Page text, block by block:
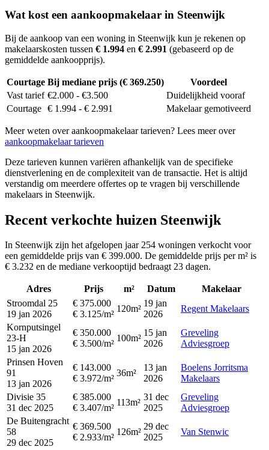
Wat kost een aankoopmakelaar in Steenwijk
Bij de aankoop van een woning in Steenwijk kun je rekenen op
makelaarskosten tussen € 1.994 en € 2.991 (gebaseerd op de
gemiddelde aankoopprijs).
Courtage Bij mediane prijs (€ 369.250)
Voordeel
Vast tarief €2.000 - €3.500
Duidelijkheid vooraf
Courtage € 1.994 - € 2.991 Makelaar gemotiveerd
Meer weten over aankoopmakelaar tarieven? Lees meer over
aankoopmakelaar tarieven
Deze tarieven kunnen variëren afhankelijk van de specifieke
dienstverlening en de complexiteit van de transactie. Het is altijd
verstandig om meerdere offertes op te vragen bij verschillende
makelaars in Steenwijk.
Recent verkochte huizen Steenwijk
In Steenwijk zijn het afgelopen jaar 254 woningen verkocht voor
een gemiddelde prijs van € 399.000. De gemiddelde prijs per m² is
€ 3.232 en de mediane verkooptijd bedraagt 23 dagen.
Adres Prijs m² Datum
Makelaar
Stroomdal 25
19 jan 2026
€ 375.000
€ 3.125/m²
120m²
19 jan
2026
Regent Makelaars
Kornputsingel
23-H
15 jan 2026
€ 350.000
€ 3.500/m²
100m²
15 jan
2026
Greveling
Adviesgroep
Prinsen Hoven
91
13 jan 2026
€ 143.000
€ 3.972/m²
36m²
13 jan
2026
Boelens Jorritsma
Makelaars
Divisie 35
31 dec 2025
€ 385.000
€ 3.407/m²
113m²
31 dec
2025
Greveling
Adviesgroep
De Buitengracht
58
29 dec 2025
€ 369.500
€ 2.933/m²
126m²
29 dec
2025
Van Stenwic